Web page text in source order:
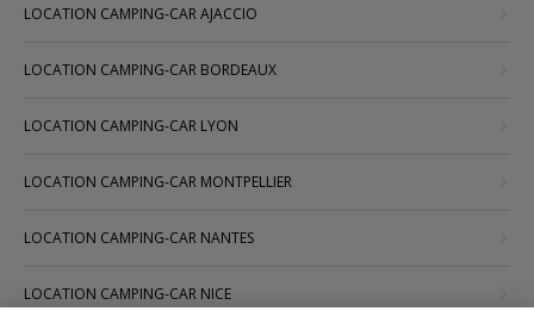
LOCATION CAMPING-CAR AJACCIO
LOCATION CAMPING-CAR BORDEAUX
LOCATION CAMPING-CAR LYON
LOCATION CAMPING-CAR MONTPELLIER
LOCATION CAMPING-CAR NANTES
LOCATION CAMPING-CAR NICE